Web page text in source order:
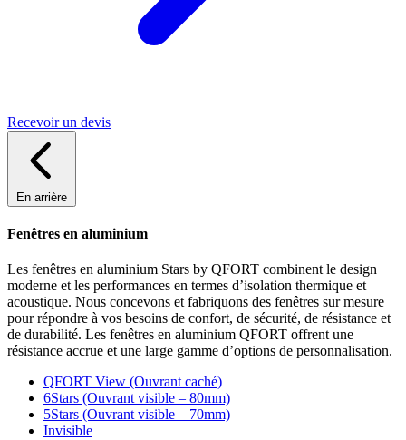
Recevoir un devis
En arrière
Fenêtres en aluminium
Les fenêtres en aluminium Stars by QFORT combinent le design
moderne et les performances en termes d’isolation thermique et
acoustique. Nous concevons et fabriquons des fenêtres sur mesure
pour répondre à vos besoins de confort, de sécurité, de résistance et
de durabilité. Les fenêtres en aluminium QFORT offrent une
résistance accrue et une large gamme d’options de personnalisation.
QFORT View (Ouvrant caché)
6Stars (Ouvrant visible – 80mm)
5Stars (Ouvrant visible – 70mm)
Invisible